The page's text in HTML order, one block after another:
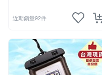
近期銷量92件